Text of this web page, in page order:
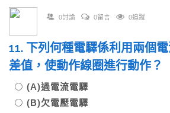
0討論 0留言 0追蹤
11. 下列何種電驛係利用兩個
差值，使動作線圈進行動作？
(A)過電流電驛
(B)欠電壓電驛